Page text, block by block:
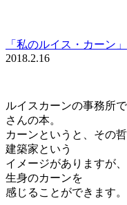
「私のルイス・カーン」
2018.2.16
ルイスカーンの事務所
さんの本。
カーンというと、その
建築家という
イメージがありますが
生身のカーンを
感じることができます。